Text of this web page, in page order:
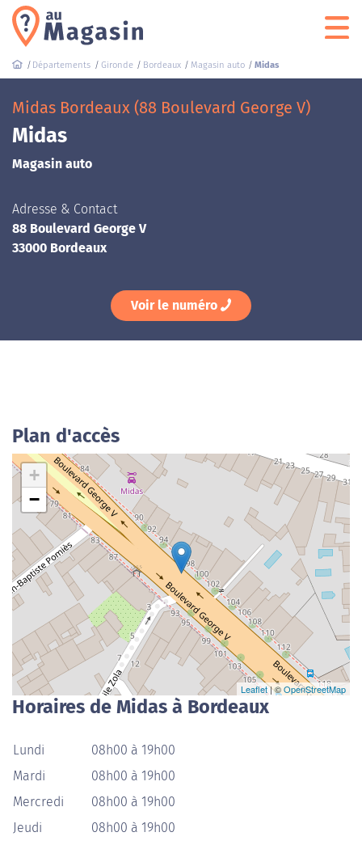
Départements Gironde Bordeaux Magasin auto Midas
Midas Bordeaux (88 Boulevard George V)
Midas
Magasin auto
Adresse & Contact
88 Boulevard George V
33000 Bordeaux
Voir le numéro
Plan d'accès
+
−
Leaflet| ©OpenStreetMap
Horaires de Midas à Bordeaux
Lundi
08h00 à 19h00
Mardi
08h00 à 19h00
Mercredi
08h00 à 19h00
Jeudi
08h00 à 19h00